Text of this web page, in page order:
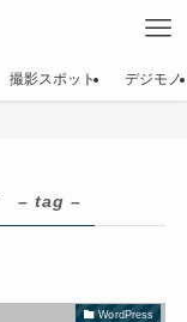
撮影スポット デジモノ
– tag –
WordPress